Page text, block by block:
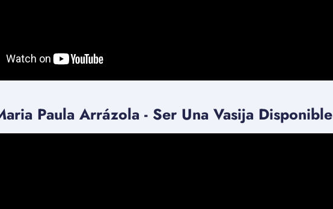
Paula Arrázola - Ser Una Vasija Disponible